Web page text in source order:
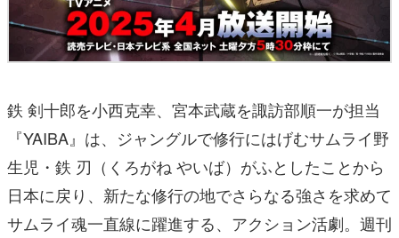
鉄 剣⼗郎を⼩⻄克幸、宮本武蔵を諏訪部順⼀が担当
『YAIBA』は、ジャングルで修⾏にはげむサムライ野
⽣児・鉄 刃（くろがね やいば）がふとしたことから
⽇本に戻り、新たな修⾏の地でさらなる強さを求めて
サムライ魂⼀直線に躍進する、アクション活劇。週刊